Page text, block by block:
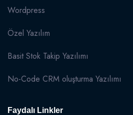
Wordpress
Özel Yazılım
Basit Stok Takip Yazılımı
No-Code CRM oluşturma Yazılımı
Faydalı Linkler